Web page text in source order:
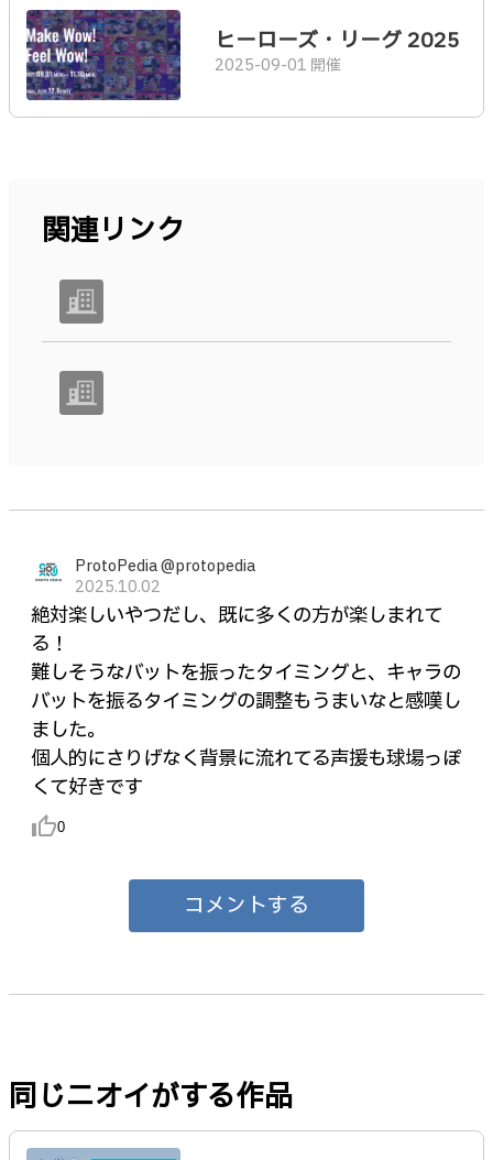
ヒーローズ・リーグ 2025
2025-09-01 開催
関連リンク
ProtoPedia @protopedia
2025.10.02
絶対楽しいやつだし、既に多くの方が楽しまれて
る！
難しそうなバットを振ったタイミングと、キャラの
バットを振るタイミングの調整もうまいなと感嘆し
ました。
個人的にさりげなく背景に流れてる声援も球場っぽ
くて好きです
thumb_up_alt0
コメントする
同じニオイがする作品